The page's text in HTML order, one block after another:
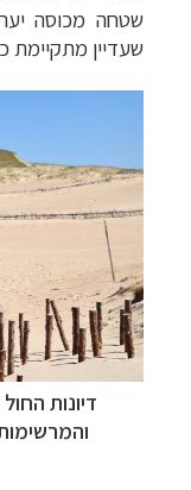
שטחה מכוסה
שעדיין מתקיימת
דיונות